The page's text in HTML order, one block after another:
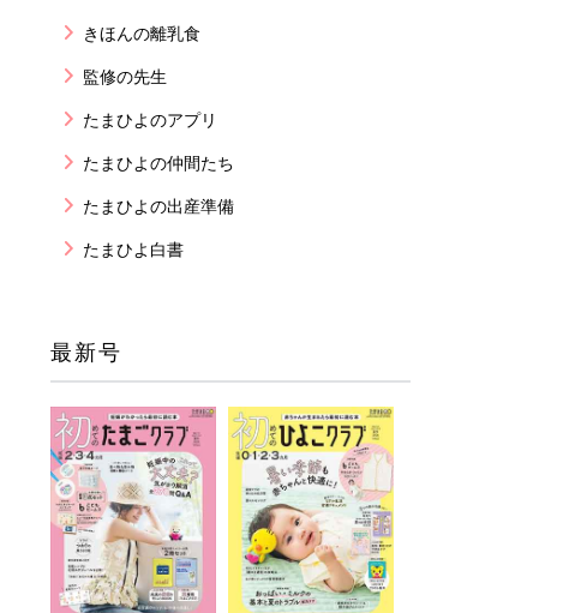
きほんの離乳食
監修の先生
たまひよのアプリ
たまひよの仲間たち
たまひよの出産準備
たまひよ白書
最新号